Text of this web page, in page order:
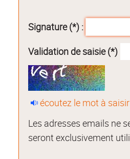
Signature (*) :
Validation de saisie (*)
écoutez le mot à saisir
Les adresses emails ne
seront exclusivement